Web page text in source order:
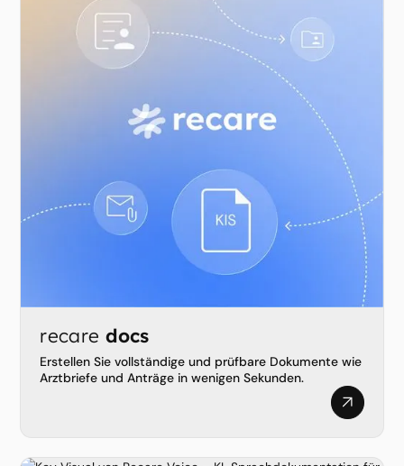
recaredocs
Erstellen Sie vollständige und prüfbare Dokumente wie
Arztbriefe und Anträge in wenigen Sekunden.